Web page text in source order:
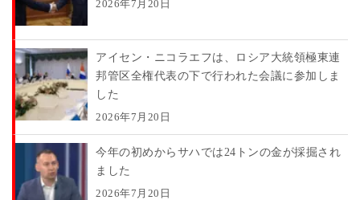
2026年7月20日
アイセン・ニコラエフは、ロシア大統領極東連
邦管区全権代表の下で行われた会議に参加しま
した
2026年7月20日
今年の初めからサハでは24トンの金が採掘され
ました
2026年7月20日